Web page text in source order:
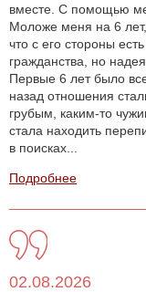
вместе. С помощью
Моложе меня на 6
что с его стороны
гражданства, но
Первые 6 лет было
назад отношения
грубым, каким-то
стала находить
в поисках...
Подробнее
02.08.2026